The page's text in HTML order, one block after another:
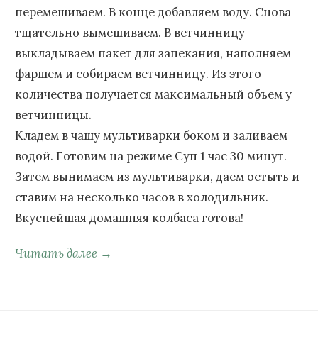
перемешиваем. В конце добавляем воду. Снова
тщательно вымешиваем. В ветчинницу
выкладываем пакет для запекания, наполняем
фаршем и собираем ветчинницу. Из этого
количества получается максимальный объем у
ветчинницы.
Кладем в чашу мультиварки боком и заливаем
водой. Готовим на режиме Суп 1 час 30 минут.
Затем вынимаем из мультиварки, даем остыть и
ставим на несколько часов в холодильник.
Вкуснейшая домашняя колбаса готова!
Читать далее →